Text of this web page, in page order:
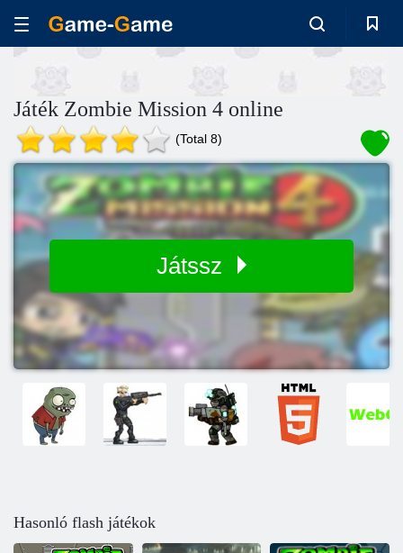
Játék Zombie Mission 4 online
(Total 8)
Játssz
Hasonló flash játékok